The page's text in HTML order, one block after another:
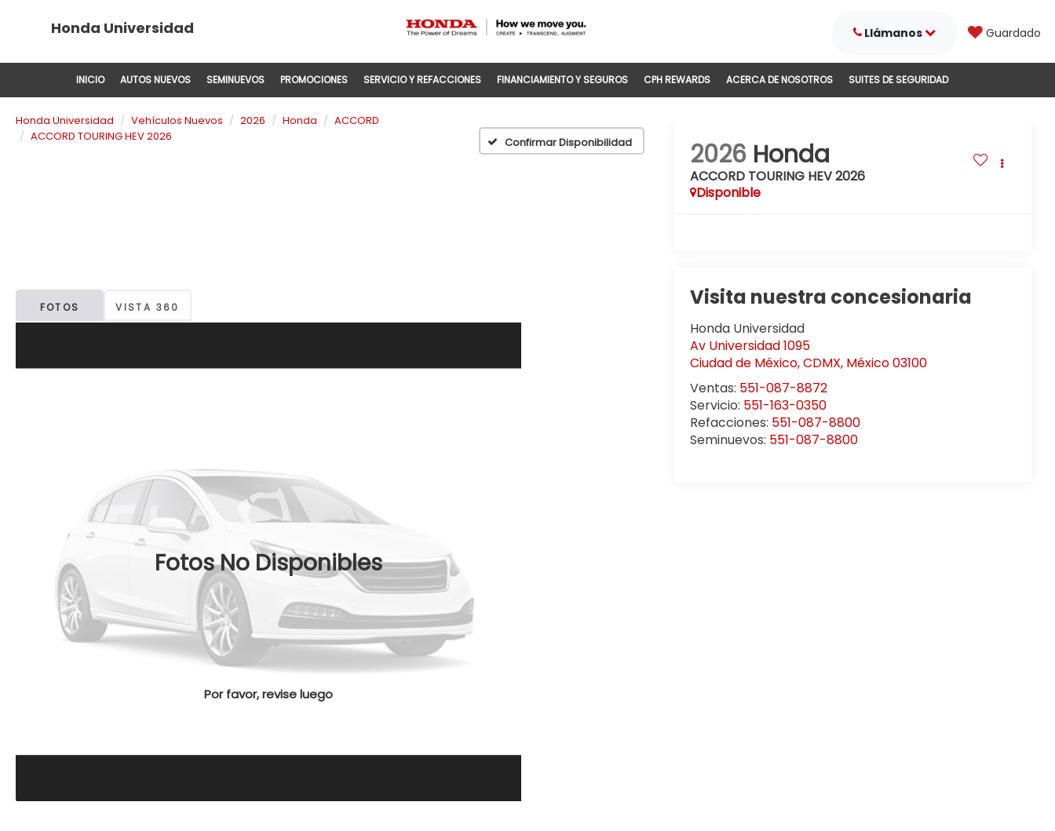
Llámanos Guardado
Honda Universidad
INICIO AUTOS NUEVOS SEMINUEVOS PROMOCIONES SERVICIO Y REFACCIONES FINANCIAMIENTO Y SEGUROS CPH REWARDS ACERCA DE NOSOTROS SUITES DE SEGURIDAD
Honda Universidad Vehículos Nuevos 2026 Honda
ACCORD
ACCORD TOURING HEV 2026
Confirmar Disponibilidad
FOTOS VISTA 360
Fotos No Disponibles
Por favor, revise luego
2026 Honda
ACCORD TOURING HEV 2026
Disponible
Visita nuestra concesionaria
Honda Universidad
Av Universidad 1095
Ciudad de México,CDMX, México03100
Ventas: 551-087-8872
Servicio: 551-163-0350
Refacciones: 551-087-8800
Seminuevos: 551-087-8800